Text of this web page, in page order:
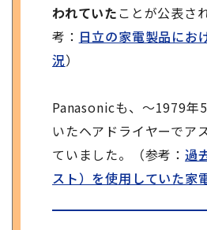
われていた ことが公表さ
考： 日立の家電製品にお
況）
Panasonicも、～1979年
いたヘアドライヤーでア
ていました。（参考：過
スト）を使用していた家